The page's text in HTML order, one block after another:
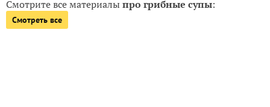
Смотрите все материалыпро грибные супы:
Смотреть все